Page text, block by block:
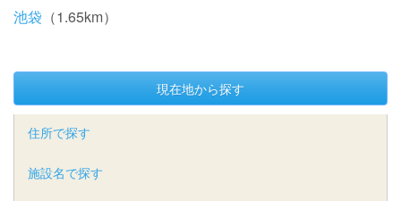
池袋 （1.65km）
現在地から探す
住所で探す
施設名で探す